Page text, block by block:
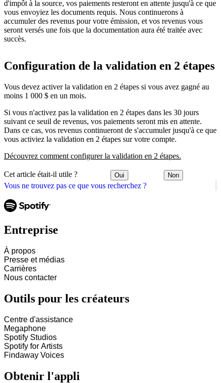
Vous ne trouvez pas ce que vous recherchez ?
d'impôt à la source, vos paiements resteront en attente jusqu'à ce que
vous envoyiez les documents requis. Nous continuerons à
accumuler des revenus pour votre émission, et vos revenus vous
seront versés une fois que la documentation aura été traitée avec
succès.
Configuration de la validation en 2 étapes
Vous devez activer la validation en 2 étapes si vous avez gagné au
moins 1 000 $ en un mois.
Si vous n'activez pas la validation en 2 étapes dans les 30 jours
suivant ce seuil de revenus, vos paiements seront mis en attente.
Dans ce cas, vos revenus continueront de s'accumuler jusqu'à ce que
vous activiez la validation en 2 étapes sur votre compte.
Découvrez comment configurer la validation en 2 étapes.
Cet article était-il utile ? Oui Non
Entreprise
À propos
Presse et médias
Carrières
Nous contacter
Outils pour les créateurs
Centre d'assistance
Megaphone
Spotify Studios
Spotify for Artists
Findaway Voices
Obtenir l'appli